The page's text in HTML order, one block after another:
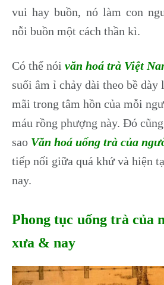
vui hay buồn, nó làm con
nỗi buồn một cách thần kì.
Có thể nói văn hoá trà Việt
suối âm ỉ chảy dài theo bề dày
mãi trong tâm hồn của mỗi
máu rồng phượng này. Đó
sao Văn hoá uống trà của
tiếp nối giữa quá khứ và hiện
nay.
Phong tục uống trà của
xưa & nay